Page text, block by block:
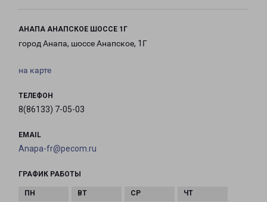
АНАПА АНАПСКОЕ ШОССЕ 1Г
город Анапа, шоссе Анапское, 1Г
на карте
ТЕЛЕФОН
8(86133) 7-05-03
EMAIL
Anapa-fr@pecom.ru
ГРАФИК РАБОТЫ